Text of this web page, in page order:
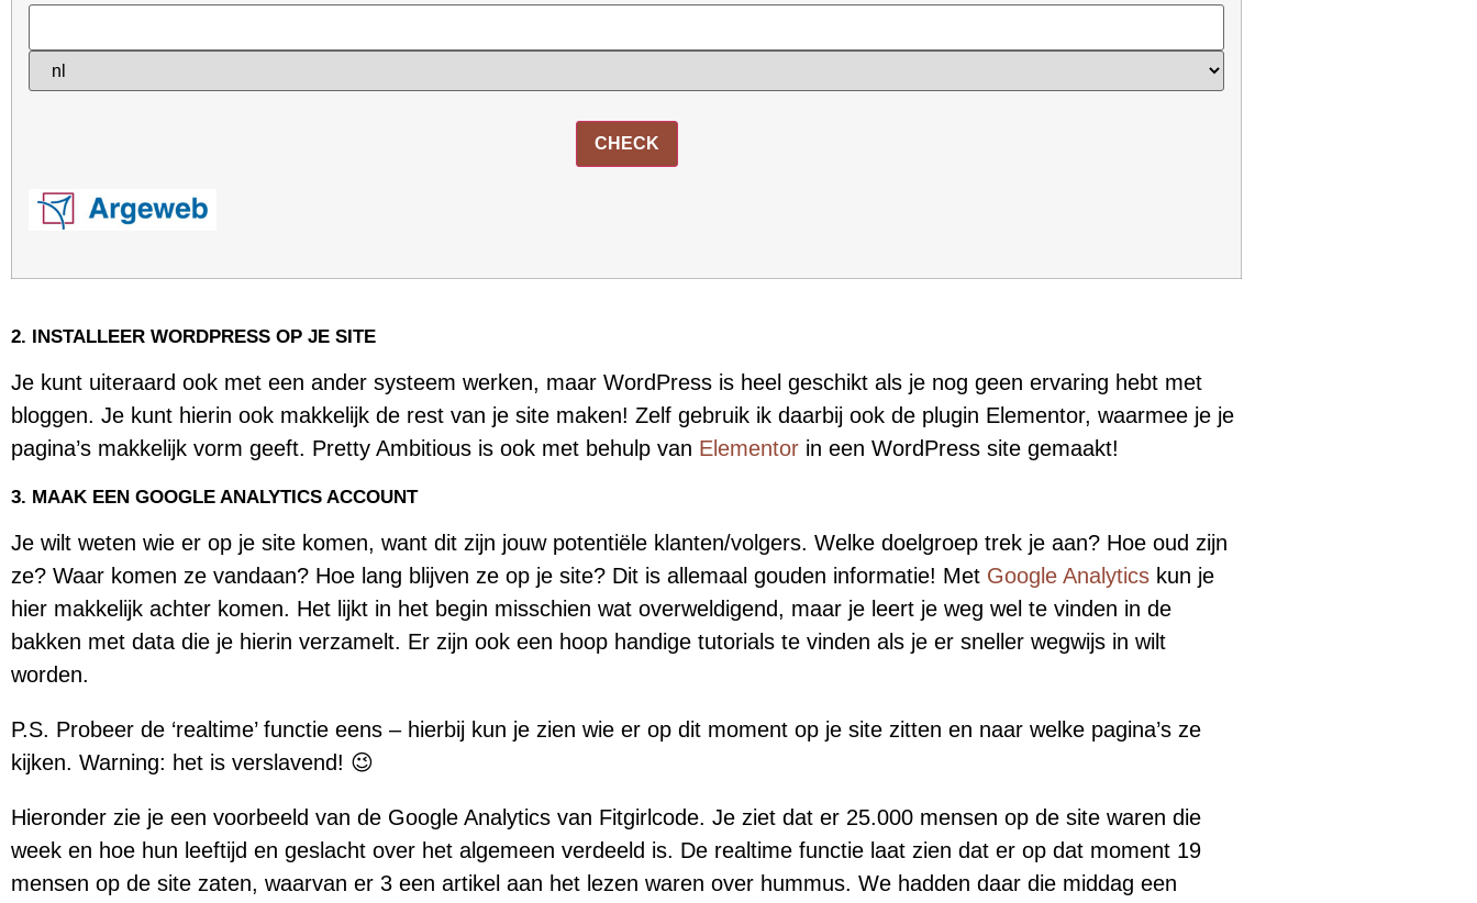
2. INSTALLEER WORDPRESS OP JE SITE
Je kunt uiteraard ook met een ander systeem werken, maar WordPress is heel geschikt als je nog geen ervaring hebt met
bloggen. Je kunt hierin ook makkelijk de rest van je site maken! Zelf gebruik ik daarbij ook de plugin Elementor, waarmee je je
pagina’s makkelijk vorm geeft. Pretty Ambitious is ook met behulp van Elementor in een WordPress site gemaakt!
3. MAAK EEN GOOGLE ANALYTICS ACCOUNT
Je wilt weten wie er op je site komen, want dit zijn jouw potentiële klanten/volgers. Welke doelgroep trek je aan? Hoe oud zijn
ze? Waar komen ze vandaan? Hoe lang blijven ze op je site? Dit is allemaal gouden informatie! Met Google Analytics kun je
hier makkelijk achter komen. Het lijkt in het begin misschien wat overweldigend, maar je leert je weg wel te vinden in de
bakken met data die je hierin verzamelt. Er zijn ook een hoop handige tutorials te vinden als je er sneller wegwijs in wilt
worden.
P.S. Probeer de ‘realtime’ functie eens – hierbij kun je zien wie er op dit moment op je site zitten en naar welke pagina’s ze
kijken. Warning: het is verslavend! 😉
Hieronder zie je een voorbeeld van de Google Analytics van Fitgirlcode. Je ziet dat er 25.000 mensen op de site waren die
week en hoe hun leeftijd en geslacht over het algemeen verdeeld is. De realtime functie laat zien dat er op dat moment 19
mensen op de site zaten, waarvan er 3 een artikel aan het lezen waren over hummus. We hadden daar die middag een